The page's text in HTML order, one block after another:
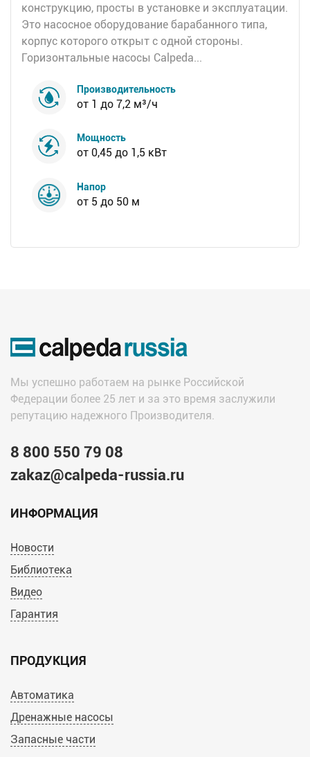
конструкцию, просты в установке и эксплуатации.
Это насосное оборудование барабанного типа,
корпус которого открыт с одной стороны.
Горизонтальные насосы Calpeda...
Производительность
от 1 до 7,2 м³/ч
Мощность
от 0,45 до 1,5 кВт
Напор
от 5 до 50 м
Мы успешно работаем на рынке Российской
Федерации более 25 лет и за это время заслужили
репутацию надежного Производителя.
8 800 550 79 08
zakaz@calpeda-russia.ru
ИНФОРМАЦИЯ
Новости
Библиотека
Видео
Гарантия
ПРОДУКЦИЯ
Автоматика
Дренажные насосы
Запасные части